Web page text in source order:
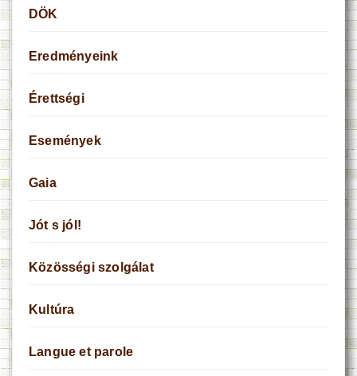
DÖK
Eredményeink
Érettségi
Események
Gaia
Jót s jól!
Közösségi szolgálat
Kultúra
Langue et parole